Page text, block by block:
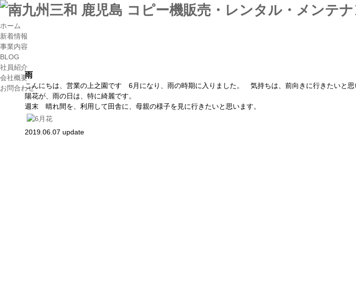
ホーム
新着情報
事業内容
BLOG
社員紹介
会社概要
お問合わせ
雨
こんにちは、営業の上之園です 6月になり、雨の時期に入りました。 気持ちは、前向きに行きたいと
陽花が、雨の日は、特に綺麗です。
週末 晴れ間を、利用して田舎に、母親の様子を見に行きたいと思います。
2019.06.07 update